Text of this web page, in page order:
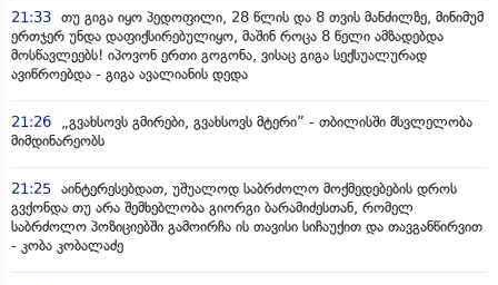
21:33 თუ გიგა იყო პედოფილი, 28 წლის და 8 თვის მანძილზე, მინიმუმ
ერთჯერ უნდა დაფიქსირებულიყო, მაშინ როცა 8 წელი ამზადებდა
მოსწავლეებს! იპოვონ ერთი გოგონა, ვისაც გიგა სექსუალურად
ავიწროებდა - გიგა ავალიანის დედა
21:26
„გვახსოვს გმირები, გვახსოვს მტერი” - თბილისში მსვლელობა
მიმდინარეობს
21:25 აინტერესებდათ, უშუალოდ საბრძოლო მოქმედებების დროს
გვქონდა თუ არა შემხებლობა გიორგი ბარამიძესთან, რომელ
საბრძოლო პოზიციებში გამოირჩა ის თავისი სიჩაუქით და თავგანწირვით
- კობა კობალაძე